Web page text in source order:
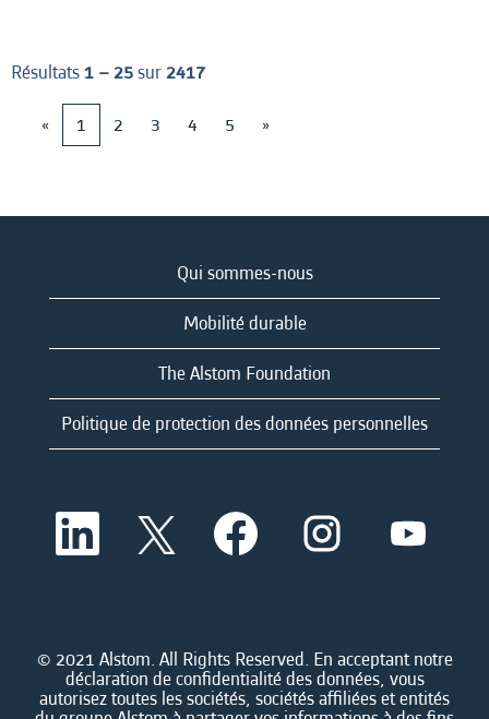
Résultats1 – 25sur 2417
«
1 2 3 4 5 »
Qui sommes-nous
Mobilité durable
The Alstom Foundation
Politique de protection des données personnelles
S
o
d
a
n
s
S
’
o
d
a
n
S
o
d
a
n
s
d
a
n
s
d
a
n
s
© 2021 Alstom. All Rights Reserved. En acceptant notre
déclaration de confidentialité des données, vous
autorisez toutes les sociétés, sociétés affiliées et entités